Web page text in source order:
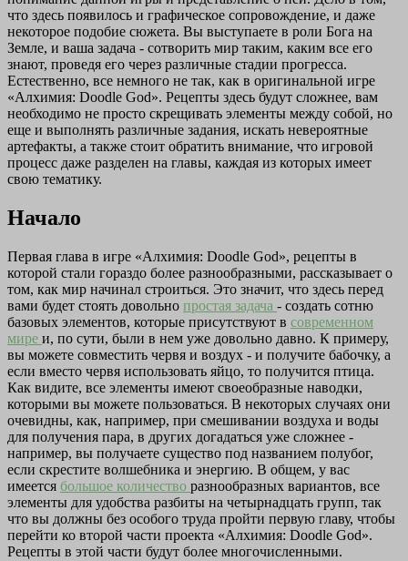
что здесь появилось и графическое сопровождение, и даже
некоторое подобие сюжета. Вы выступаете в роли Бога на
Земле, и ваша задача - сотворить мир таким, каким все его
знают, проведя его через различные стадии прогресса.
Естественно, все немного не так, как в оригинальной игре
«Алхимия: Doodle God». Рецепты здесь будут сложнее, вам
необходимо не просто скрещивать элементы между собой, но
еще и выполнять различные задания, искать невероятные
артефакты, а также стоит обратить внимание, что игровой
процесс даже разделен на главы, каждая из которых имеет
свою тематику.
Начало
Первая глава в игре «Алхимия: Doodle God», рецепты в
которой стали гораздо более разнообразными, рассказывает о
том, как мир начинал строиться. Это значит, что здесь перед
вами будет стоять довольно простая задача - создать сотню
базовых элементов, которые присутствуют в современном
мире и, по сути, были в нем уже довольно давно. К примеру,
вы можете совместить червя и воздух - и получите бабочку, а
если вместо червя использовать яйцо, то получится птица.
Как видите, все элементы имеют своеобразные наводки,
которыми вы можете пользоваться. В некоторых случаях они
очевидны, как, например, при смешивании воздуха и воды
для получения пара, в других догадаться уже сложнее -
например, вы получаете существо под названием полубог,
если скрестите волшебника и энергию. В общем, у вас
имеется большое количество разнообразных вариантов, все
элементы для удобства разбиты на четырнадцать групп, так
что вы должны без особого труда пройти первую главу, чтобы
перейти ко второй части проекта «Алхимия: Doodle God».
Рецепты в этой части будут более многочисленными.